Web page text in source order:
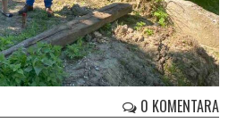
0 KOMENTARA